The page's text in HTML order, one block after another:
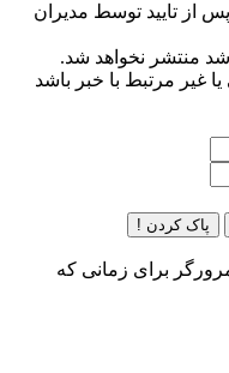
از تایید توسط مدیران
منتشر نخواهد شد.
غیر مرتبط با خبر باشد
پاک کردن !
برای زمانی که